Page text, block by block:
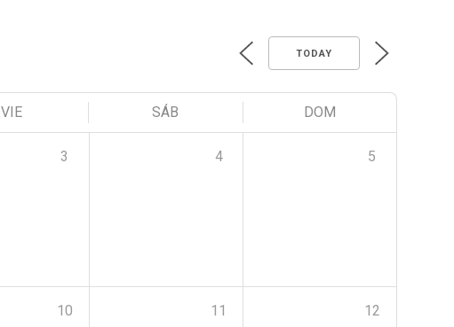
TODAY
VIE SÁB DOM
3 4 5
10 11 12